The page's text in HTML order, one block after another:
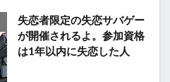
失恋者限定の失恋サバゲー
が開催されるよ。参加資格
は1年以内に失恋した人